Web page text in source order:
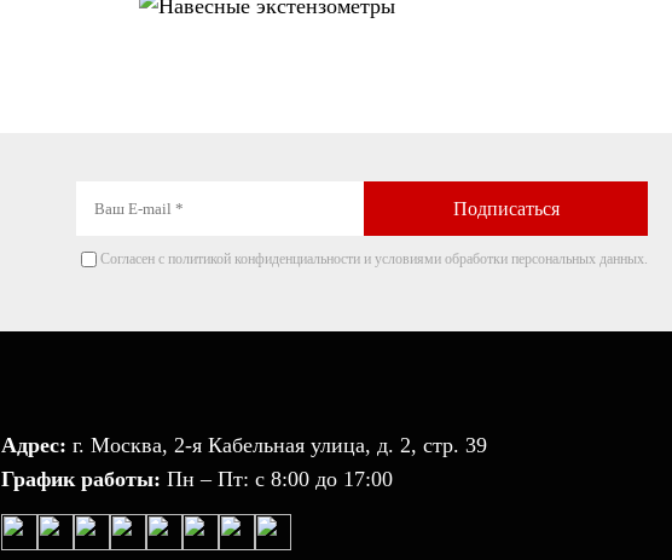
машины
Согласен с политикой конфиденциальности и условиями обработки персональных данных.
Адрес: г. Москва, 2-я Кабельная улица, д. 2, стр. 39
График работы: Пн – Пт: с 8:00 до 17:00